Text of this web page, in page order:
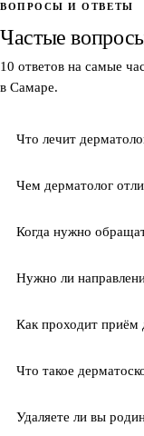
ВОПРОСЫ И ОТВЕТЫ
Частые
10 ответов на самые
в Самаре.
Что лечит
Чем дерматолог
Когда нужно
Нужно ли
Как проходит приём
Что такое
Удаляете ли вы